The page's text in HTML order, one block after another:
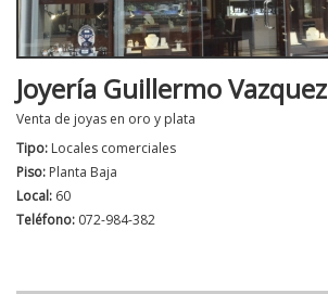
Joyería Guillermo Vazquez
Venta de joyas en oro y plata
Tipo: Locales comerciales
Piso: Planta Baja
Local: 60
Teléfono: 072-984-382